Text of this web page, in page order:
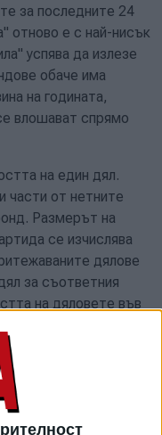
за последните 24
е с най-нисък
успява да излезе
обаче има
на годината,
влошават спрямо
на един дял.
части от нетните
Размерът на
се изчислява
дялове
за съответния
на дяловете във